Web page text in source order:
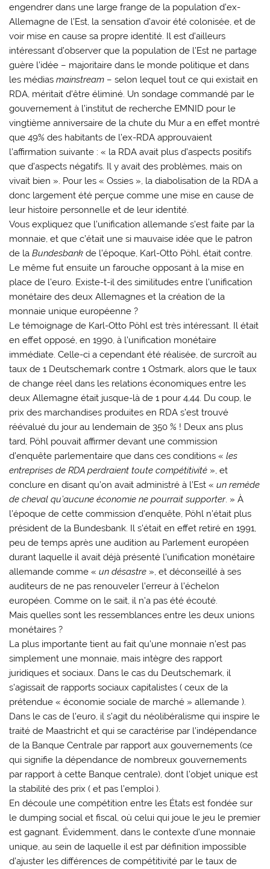
engendrer dans une large frange de la population d’ex-
Allemagne de l’Est, la sensation d’avoir été colonisée, et de
voir mise en cause sa propre identité. Il est d’ailleurs
intéressant d’observer que la population de l’Est ne partage
guère l’idée – majoritaire dans le monde politique et dans
les médiasmainstream – selon lequel tout ce qui existait en
RDA, méritait d’être éliminé. Un sondage commandé par le
gouvernement à l’institut de recherche EMNID pour le
vingtième anniversaire de la chute du Mur a en effet montré
que 49% des habitants de l’ex-RDA approuvaient
l’affirmation suivante : « la RDA avait plus d’aspects positifs
que d’aspects négatifs. Il y avait des problèmes, mais on
vivait bien ». Pour les « Ossies », la diabolisation de la RDA a
donc largement été perçue comme une mise en cause de
leur histoire personnelle et de leur identité.
Vous expliquez que l’unification allemande s’est faite par la
monnaie, et que c’était une si mauvaise idée que le patron
de laBundesbank de l’époque, Karl-Otto Pöhl, était contre.
Le même fut ensuite un farouche opposant à la mise en
place de l’euro. Existe-t-il des similitudes entre l’unification
monétaire des deux Allemagnes et la création de la
monnaie unique européenne ?
Le témoignage de Karl-Otto Pöhl est très intéressant. Il était
en effet opposé, en 1990, à l’unification monétaire
immédiate. Celle-ci a cependant été réalisée, de surcroît au
taux de 1 Deutschemark contre 1 Ostmark, alors que le taux
de change réel dans les relations économiques entre les
deux Allemagne était jusque-là de 1 pour 4,44. Du coup, le
prix des marchandises produites en RDA s’est trouvé
réévalué du jour au lendemain de 350 % ! Deux ans plus
tard, Pöhl pouvait affirmer devant une commission
d’enquête parlementaire que dans ces conditions «les
entreprises de RDA perdraient toute compétitivité », et
conclure en disant qu’on avait administré à l’Est «un remède
de cheval qu’aucune économie ne pourrait supporter. » À
l’époque de cette commission d’enquête, Pöhl n’était plus
président de la Bundesbank. Il s’était en effet retiré en 1991,
peu de temps après une audition au Parlement européen
durant laquelle il avait déjà présenté l’unification monétaire
allemande comme «un désastre », et déconseillé à ses
auditeurs de ne pas renouveler l’erreur à l’échelon
européen. Comme on le sait, il n’a pas été écouté.
Mais quelles sont les ressemblances entre les deux unions
monétaires ?
La plus importante tient au fait qu’une monnaie n’est pas
simplement une monnaie, mais intègre des rapport
juridiques et sociaux. Dans le cas du Deutschemark, il
s’agissait de rapports sociaux capitalistes ( ceux de la
prétendue « économie sociale de marché » allemande ).
Dans le cas de l’euro, il s’agit du néolibéralisme qui inspire le
traité de Maastricht et qui se caractérise par l’indépendance
de la Banque Centrale par rapport aux gouvernements (ce
qui signifie la dépendance de nombreux gouvernements
par rapport à cette Banque centrale), dont l’objet unique est
la stabilité des prix ( et pas l’emploi ).
En découle une compétition entre les États est fondée sur
le dumping social et fiscal, où celui qui joue le jeu le premier
est gagnant. Évidemment, dans le contexte d’une monnaie
unique, au sein de laquelle il est par définition impossible
d’ajuster les différences de compétitivité par le taux de